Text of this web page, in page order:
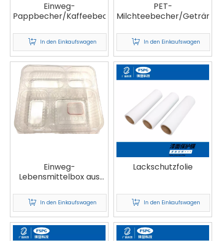
Einweg-
Pappbecher/Kaffeebecher/Suppenbecher
In den Einkaufswagen
PET-
Milchteebecher/
In den Einkaufswagen
Einweg-
Lebensmittelbox aus
In den Einkaufswagen
Lackschutzfolie
In den Einkaufswagen